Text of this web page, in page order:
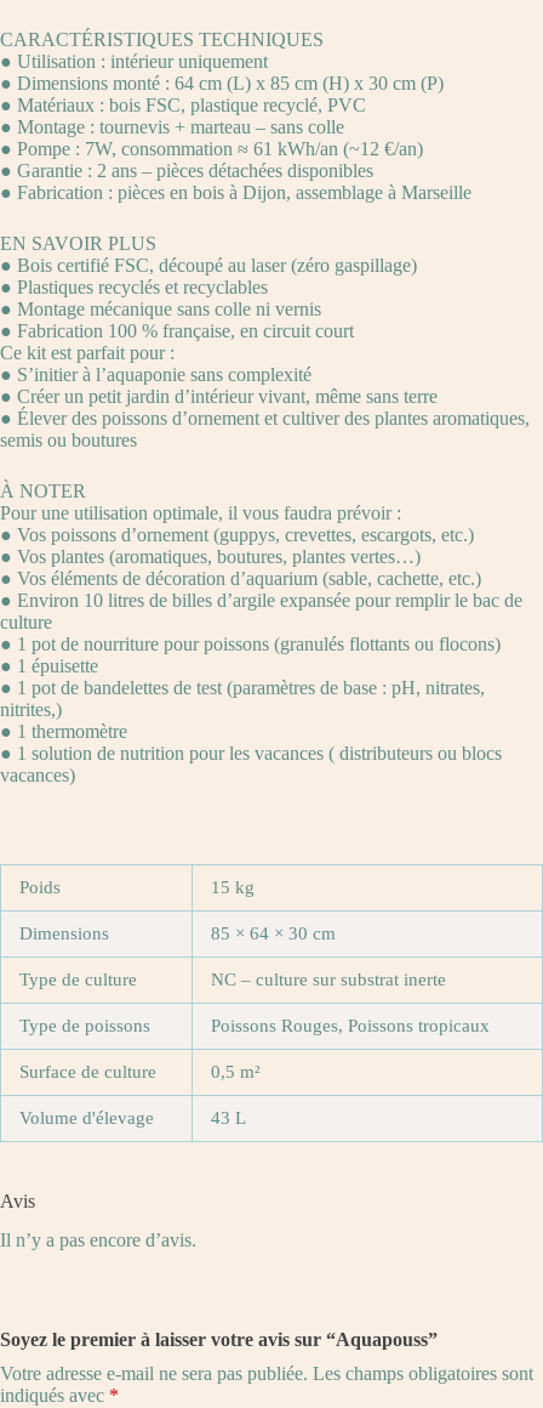
CARACTÉRISTIQUES TECHNIQUES
● Utilisation : intérieur uniquement
● Dimensions monté : 64 cm (L) x 85 cm (H) x 30 cm (P)
● Matériaux : bois FSC, plastique recyclé, PVC
● Montage : tournevis + marteau – sans colle
● Pompe : 7W, consommation ≈ 61 kWh/an (~12 €/an)
● Garantie : 2 ans – pièces détachées disponibles
● Fabrication : pièces en bois à Dijon, assemblage à Marseille
EN SAVOIR PLUS
● Bois certifié FSC, découpé au laser (zéro gaspillage)
● Plastiques recyclés et recyclables
● Montage mécanique sans colle ni vernis
● Fabrication 100 % française, en circuit court
Ce kit est parfait pour :
● S’initier à l’aquaponie sans complexité
● Créer un petit jardin d’intérieur vivant, même sans terre
● Élever des poissons d’ornement et cultiver des plantes aromatiques,
semis ou boutures
À NOTER
Pour une utilisation optimale, il vous faudra prévoir :
● Vos poissons d’ornement (guppys, crevettes, escargots, etc.)
● Vos plantes (aromatiques, boutures, plantes vertes…)
● Vos éléments de décoration d’aquarium (sable, cachette, etc.)
● Environ 10 litres de billes d’argile expansée pour remplir le bac de
culture
● 1 pot de nourriture pour poissons (granulés flottants ou flocons)
● 1 épuisette
● 1 pot de bandelettes de test (paramètres de base : pH, nitrates,
nitrites,)
● 1 thermomètre
● 1 solution de nutrition pour les vacances ( distributeurs ou blocs
vacances)
Poids 15 kg
Dimensions 85 × 64 × 30 cm
Type de culture NC – culture sur substrat inerte
Type de poissons Poissons Rouges, Poissons tropicaux
Surface de culture 0,5 m²
Volume d'élevage 43 L
Avis
Il n’y a pas encore d’avis.
Soyez le premier à laisser votre avis sur “Aquapouss”
Votre adresse e-mail ne sera pas publiée. Les champs obligatoires sont
indiqués avec *